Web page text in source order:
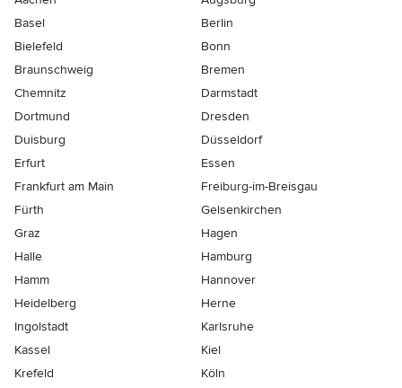
Basel
Berlin
Bielefeld
Bonn
Braunschweig
Bremen
Chemnitz
Darmstadt
Dortmund
Dresden
Duisburg
Düsseldorf
Erfurt
Essen
Frankfurt am Main
Freiburg-im-Breisgau
Fürth
Gelsenkirchen
Graz
Hagen
Halle
Hamburg
Hamm
Hannover
Heidelberg
Herne
Ingolstadt
Karlsruhe
Kassel
Kiel
Krefeld
Köln